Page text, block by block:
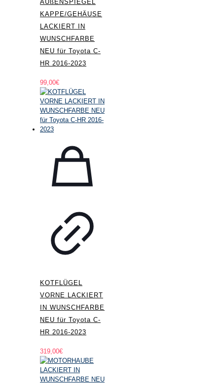
AUßENSPIEGEL
KAPPE/GEHÄUSE
LACKIERT IN
WUNSCHFARBE
NEU für Toyota C-
HR 2016-2023
99,00€
KOTFLÜGEL
VORNE LACKIERT
IN WUNSCHFARBE
NEU für Toyota C-
HR 2016-2023
319,00€